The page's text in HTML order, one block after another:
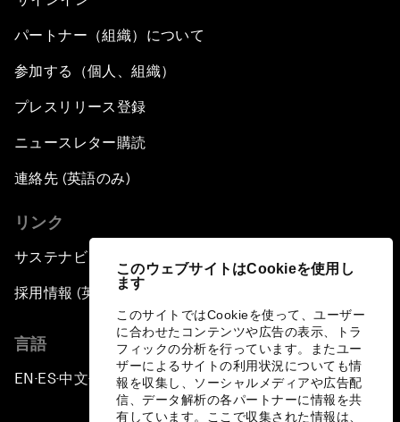
このウェブサイトはCookieを使用し
ます
このサイトではCookieを使って、ユーザー
に合わせたコンテンツや広告の表示、トラ
フィックの分析を行っています。またユー
ザーによるサイトの利用状況についても情
報を収集し、ソーシャルメディアや広告配
信、データ解析の各パートナーに情報を共
有しています。ここで収集された情報は、
パートナー（組織）について
参加する（個人、組織）
プレスリリース登録
ニュースレター購読
連絡先 (英語のみ)
リンク
サステナビリティへの取り組み
採用情報 (英語のみ)
言語
EN ▪ES▪中文▪ 日本語